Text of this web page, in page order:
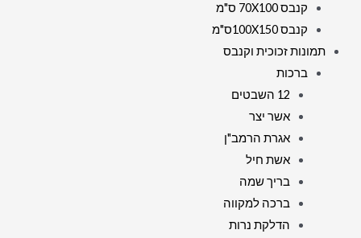
קנבס 70X100 ס"מ
קנבס 100X150ס"מ
תמונות זכוכית וקנבס
ברכות
12 השבטים
אשר יצר
אגרת הרמב"ן
אשת חיל
בריך שמה
ברכה למקווה
הדלקת נרות